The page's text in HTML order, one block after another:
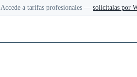
Accede a tarifas profesionales — solícitalas por